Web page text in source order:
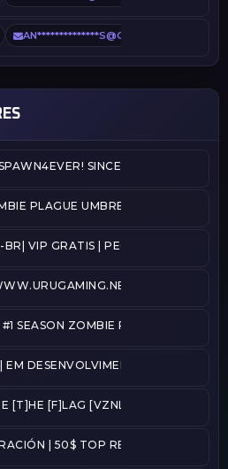
AN**************S@GMAIL.COM
SINCE 2020!
PLAGUE UMBRELLA [VIP-FREE]
BR| VIP GRATIS | PEGA BANDEIRA -
#1 SEASON ZOMBIE PLAGUE@2026/
DESENVOLVIMENTO
[T]HE [F]LAG [VZNLA]
| 50$ TOP REINICIADO